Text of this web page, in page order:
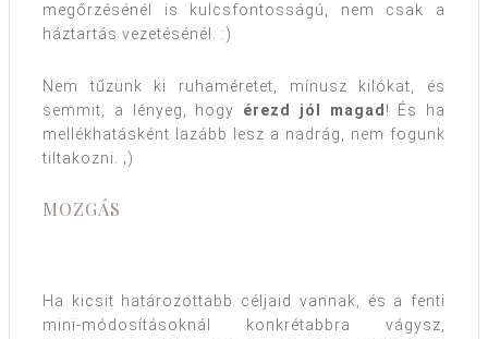
megőrzésénél is kulcsfontosságú, nem csak a
háztartás vezetésénél. :)
Nem tűzünk ki ruhaméretet, mínusz kilókat, és
semmit, a lényeg, hogy érezd jól magad ! És ha
mellékhatásként lazább lesz a nadrág, nem fogunk
tiltakozni. ;)
MOZGÁS
Ha kicsit határozottabb céljaid vannak, és a fenti
mini-módosításoknál konkrétabbra vágysz,